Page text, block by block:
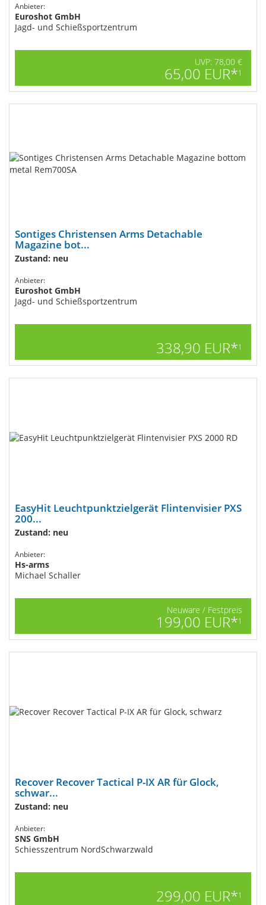
Anbieter:
Euroshot GmbH
Jagd- und Schießsportzentrum
UVP: 78,00 €
65,00 EUR*1
Sontiges Christensen Arms Detachable​
Magazine bot...
Zustand: neu
Anbieter:
Euroshot GmbH
Jagd- und Schießsportzentrum
338,90 EUR*1
EasyHit Leuchtpunktzielgerät Flintenvisier PXS
200...
Zustand: neu
Anbieter:
Hs-arms
Michael Schaller
Neuware / Festpreis
199,00 EUR*1
Recover Recover Tactical P-IX AR für Glock,
schwar...
Zustand: neu
Anbieter:
SNS GmbH
Schiesszentrum NordSchwarzwald
299,00 EUR*1